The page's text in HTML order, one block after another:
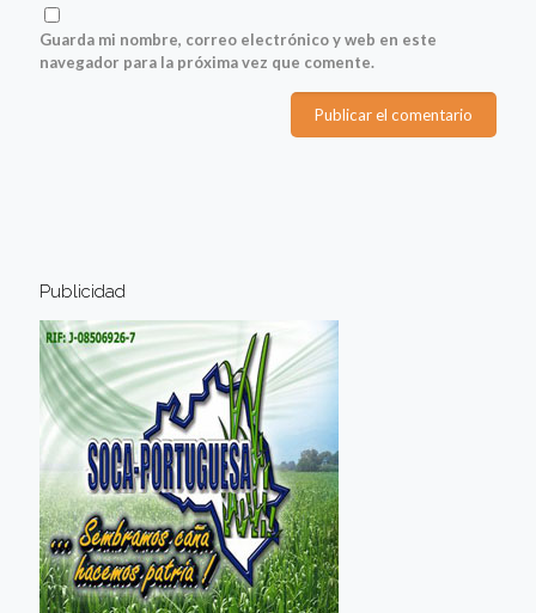
Guarda mi nombre, correo electrónico y web en este
navegador para la próxima vez que comente.
Publicidad